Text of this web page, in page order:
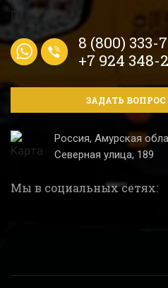
8 (800) 333-
+7 924 348-
ЗАДАТЬ
Россия, Амурская
Северная улица, 189
Мы в социальных сетях: